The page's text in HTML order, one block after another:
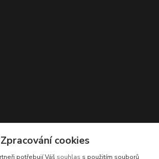
podpora
Zpracování cookies
potřebují Váš souhlas s použitím souborů